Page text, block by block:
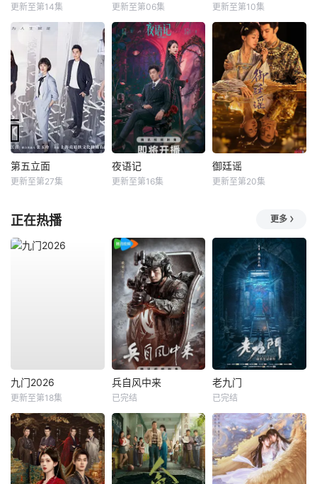
更新至第14集 更新至第06集 更新至第10集
第五立面
更新至第27集
夜语记
更新至第16集
御廷谣
更新至第20集
正在热播 更多
九门2026
更新至第18集
兵自风中来
已完结
老九门
已完结